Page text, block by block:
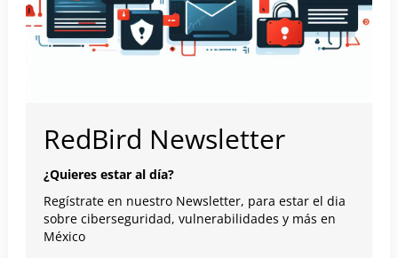
RedBird Newsletter
¿Quieres estar al día?
Regístrate en nuestro Newsletter, para estar el dia
sobre ciberseguridad, vulnerabilidades y más en
México